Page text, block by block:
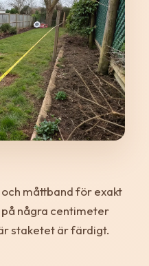
måttband för exakt
några centimeter
staketet är färdigt.